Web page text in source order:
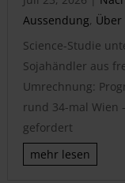
Aussendung, Über
Science-Studie
Sojahändler aus
Umrechnung:
rund 34-mal Wien
gefordert
mehr lesen